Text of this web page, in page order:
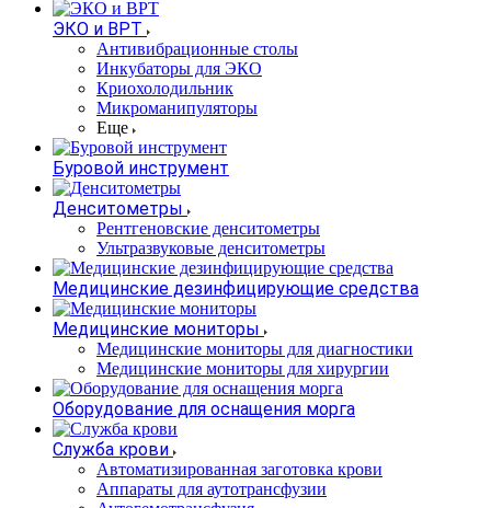
ЭКО и ВРТ
Антивибрационные столы
Инкубаторы для ЭКО
Криохолодильник
Микроманипуляторы
Еще
Буровой инструмент
Денситометры
Рентгеновские денситометры
Ультразвуковые денситометры
Медицинские дезинфицирующие средства
Медицинские мониторы
Медицинские мониторы для диагностики
Медицинские мониторы для хирургии
Оборудование для оснащения морга
Служба крови
Автоматизированная заготовка крови
Аппараты для аутотрансфузии